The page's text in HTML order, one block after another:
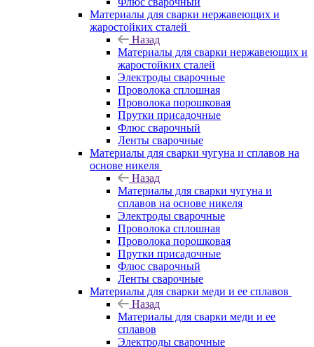
Материалы для сварки нержавеющих и
жаростойких сталей
Назад
Материалы для сварки нержавеющих и
жаростойких сталей
Электроды сварочные
Проволока сплошная
Проволока порошковая
Прутки присадочные
Флюс сварочный
Ленты сварочные
Материалы для сварки чугуна и сплавов на
основе никеля
Назад
Материалы для сварки чугуна и
сплавов на основе никеля
Электроды сварочные
Проволока сплошная
Проволока порошковая
Прутки присадочные
Флюс сварочный
Ленты сварочные
Материалы для сварки меди и ее сплавов
Назад
Материалы для сварки меди и ее
сплавов
Электроды сварочные